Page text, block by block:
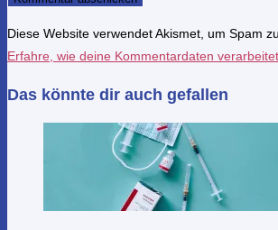
Diese Website verwendet Akismet, um Spam
Erfahre, wie deine Kommentardaten
Das könnte dir auch gefallen